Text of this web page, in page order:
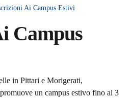
Ai Campus Estivi
Campus
notizia
in Pittari e Morigerati,
un campus estivo fino al 3